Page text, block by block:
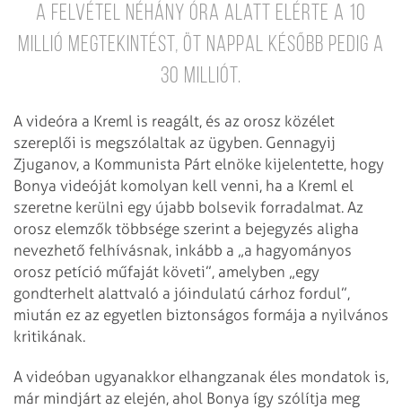
a felvétel néhány óra alatt elérte a 10
millió megtekintést, öt nappal később pedig a
30 milliót.
A videóra a Kreml is reagált, és az orosz közélet
szereplői is megszólaltak az ügyben. Gennagyij
Zjuganov, a Kommunista Párt elnöke kijelentette, hogy
Bonya videóját komolyan kell venni, ha a Kreml el
szeretne kerülni egy újabb bolsevik forradalmat. Az
orosz elemzők többsége szerint a bejegyzés aligha
nevezhető felhívásnak, inkább a „a hagyományos
orosz petíció műfaját követi”, amelyben „egy
gondterhelt alattvaló a jóindulatú cárhoz fordul”,
miután ez az egyetlen biztonságos formája a nyilvános
kritikának.
A videóban ugyanakkor elhangzanak éles mondatok is,
már mindjárt az elején, ahol Bonya így szólítja meg